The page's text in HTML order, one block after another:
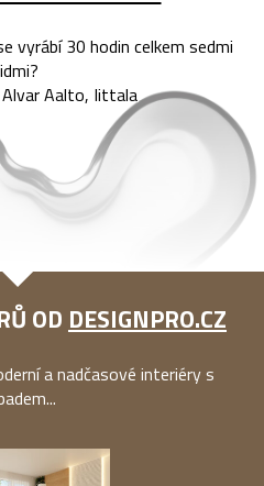
vyrábí 30 hodin celkem sedmi
Aalto, Iittala
OD DESIGNPRO.CZ
a nadčasové interiéry s